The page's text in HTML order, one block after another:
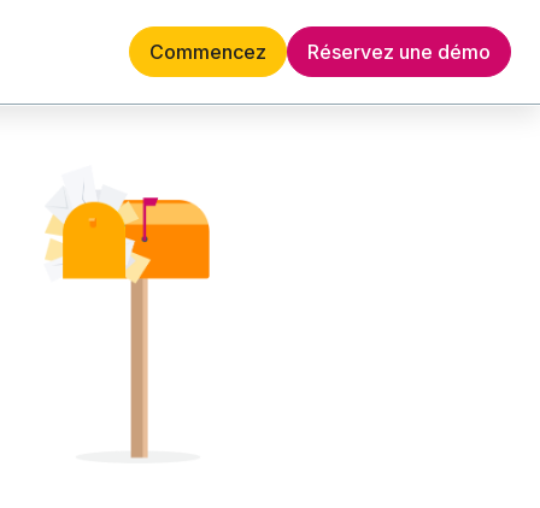
Commencez Réservez une démo
Français